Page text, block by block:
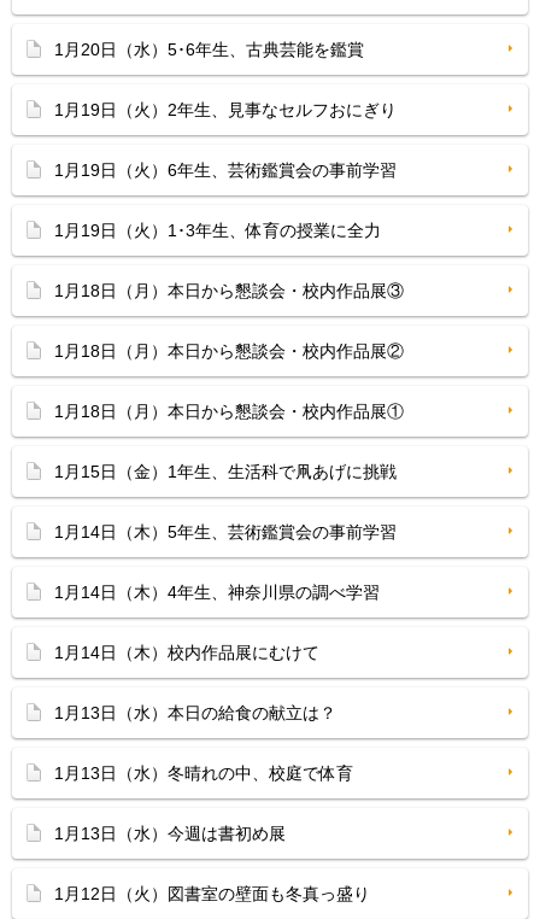
1月20日（水）5･6年生、古典芸能を鑑賞
1月19日（火）2年生、見事なセルフおにぎり
1月19日（火）6年生、芸術鑑賞会の事前学習
1月19日（火）1･3年生、体育の授業に全力
1月18日（月）本日から懇談会・校内作品展③
1月18日（月）本日から懇談会・校内作品展②
1月18日（月）本日から懇談会・校内作品展①
1月15日（金）1年生、生活科で凧あげに挑戦
1月14日（木）5年生、芸術鑑賞会の事前学習
1月14日（木）4年生、神奈川県の調べ学習
1月14日（木）校内作品展にむけて
1月13日（水）本日の給食の献立は？
1月13日（水）冬晴れの中、校庭で体育
1月13日（水）今週は書初め展
1月12日（火）図書室の壁面も冬真っ盛り